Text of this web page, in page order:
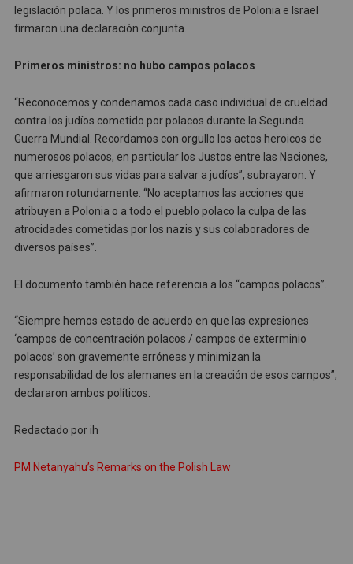
legislación polaca. Y los primeros ministros de Polonia e Israel
firmaron una declaración conjunta.
Primeros ministros: no hubo campos polacos
“Reconocemos y condenamos cada caso individual de crueldad
contra los judíos cometido por polacos durante la Segunda
Guerra Mundial. Recordamos con orgullo los actos heroicos de
numerosos polacos, en particular los Justos entre las Naciones,
que arriesgaron sus vidas para salvar a judíos”, subrayaron. Y
afirmaron rotundamente: “No aceptamos las acciones que
atribuyen a Polonia o a todo el pueblo polaco la culpa de las
atrocidades cometidas por los nazis y sus colaboradores de
diversos países”.
El documento también hace referencia a los “campos polacos”.
“Siempre hemos estado de acuerdo en que las expresiones
‘campos de concentración polacos / campos de exterminio
polacos’ son gravemente erróneas y minimizan la
responsabilidad de los alemanes en la creación de esos campos”,
declararon ambos políticos.
Redactado por ih
PM Netanyahu’s Remarks on the Polish Law